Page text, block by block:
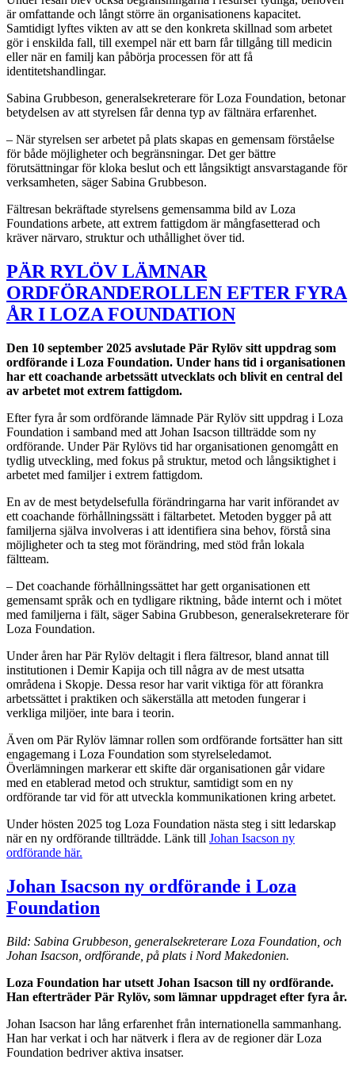
är omfattande och långt större än organisationens kapacitet.
Samtidigt lyftes vikten av att se den konkreta skillnad som arbetet
gör i enskilda fall, till exempel när ett barn får tillgång till medicin
eller när en familj kan påbörja processen för att få
identitetshandlingar.
Sabina Grubbeson, generalsekreterare för Loza Foundation, betonar
betydelsen av att styrelsen får denna typ av fältnära erfarenhet.
– När styrelsen ser arbetet på plats skapas en gemensam förståelse
för både möjligheter och begränsningar. Det ger bättre
förutsättningar för kloka beslut och ett långsiktigt ansvarstagande för
verksamheten, säger Sabina Grubbeson.
Fältresan bekräftade styrelsens gemensamma bild av Loza
Foundations arbete, att extrem fattigdom är mångfasetterad och
kräver närvaro, struktur och uthållighet över tid.
PÄR RYLÖV LÄMNAR
ORDFÖRANDEROLLEN EFTER FYRA
ÅR I LOZA FOUNDATION
Den 10 september 2025 avslutade Pär Rylöv sitt uppdrag som
ordförande i Loza Foundation. Under hans tid i organisationen
har ett coachande arbetssätt utvecklats och blivit en central del
av arbetet mot extrem fattigdom.
Efter fyra år som ordförande lämnade Pär Rylöv sitt uppdrag i Loza
Foundation i samband med att Johan Isacson tillträdde som ny
ordförande. Under Pär Rylövs tid har organisationen genomgått en
tydlig utveckling, med fokus på struktur, metod och långsiktighet i
arbetet med familjer i extrem fattigdom.
En av de mest betydelsefulla förändringarna har varit införandet av
ett coachande förhållningssätt i fältarbetet. Metoden bygger på att
familjerna själva involveras i att identifiera sina behov, förstå sina
möjligheter och ta steg mot förändring, med stöd från lokala
fältteam.
– Det coachande förhållningssättet har gett organisationen ett
gemensamt språk och en tydligare riktning, både internt och i mötet
med familjerna i fält, säger Sabina Grubbeson, generalsekreterare för
Loza Foundation.
Under åren har Pär Rylöv deltagit i flera fältresor, bland annat till
institutionen i Demir Kapija och till några av de mest utsatta
områdena i Skopje. Dessa resor har varit viktiga för att förankra
arbetssättet i praktiken och säkerställa att metoden fungerar i
verkliga miljöer, inte bara i teorin.
Även om Pär Rylöv lämnar rollen som ordförande fortsätter han sitt
engagemang i Loza Foundation som styrelseledamot.
Överlämningen markerar ett skifte där organisationen går vidare
med en etablerad metod och struktur, samtidigt som en ny
ordförande tar vid för att utveckla kommunikationen kring arbetet.
Under hösten 2025 tog Loza Foundation nästa steg i sitt ledarskap
när en ny ordförande tillträdde. Länk till Johan Isacson ny
ordförande här.
Johan Isacson ny ordförande i Loza
Foundation
Bild: Sabina Grubbeson, generalsekreterare Loza Foundation, och
Johan Isacson, ordförande, på plats i Nord Makedonien.
Loza Foundation har utsett Johan Isacson till ny ordförande.
Han efterträder Pär Rylöv, som lämnar uppdraget efter fyra år.
Johan Isacson har lång erfarenhet från internationella sammanhang.
Han har verkat i och har nätverk i flera av de regioner där Loza
Foundation bedriver aktiva insatser.